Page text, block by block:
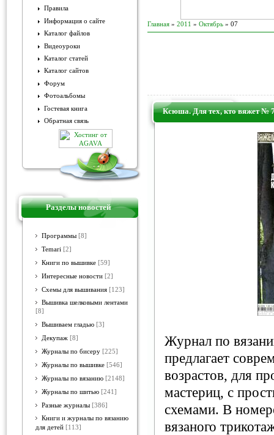
Правила
Информация о сайте
Каталог файлов
Видеоуроки
Каталог статей
Каталог сайтов
Форум
Фотоальбомы
Гостевая книга
Обратная связь
Разделы новостей
Программы [8]
Temari [2]
Книги по вышивке [59]
Интересные новости [2]
Схемы для вышивания [123]
Вышивка шелковыми лентами
[8]
Вышиваем гладью [3]
Декупаж [8]
Журналы по бисеру [225]
Журналы по вышивке [546]
Журналы по вязанию [2148]
Журналы по шитью [241]
Разные журналы [386]
Книги и журналы по вязанию
для детей [113]
Главная » 2011 » Октябрь » 07
Ксюша. Для тех, кто вяжет № 7
Журнал по
предлагает
возрастов, для
мастериц, с
схемами. В
вязаного